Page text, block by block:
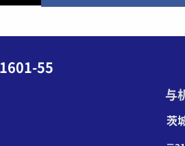
55
与
茨